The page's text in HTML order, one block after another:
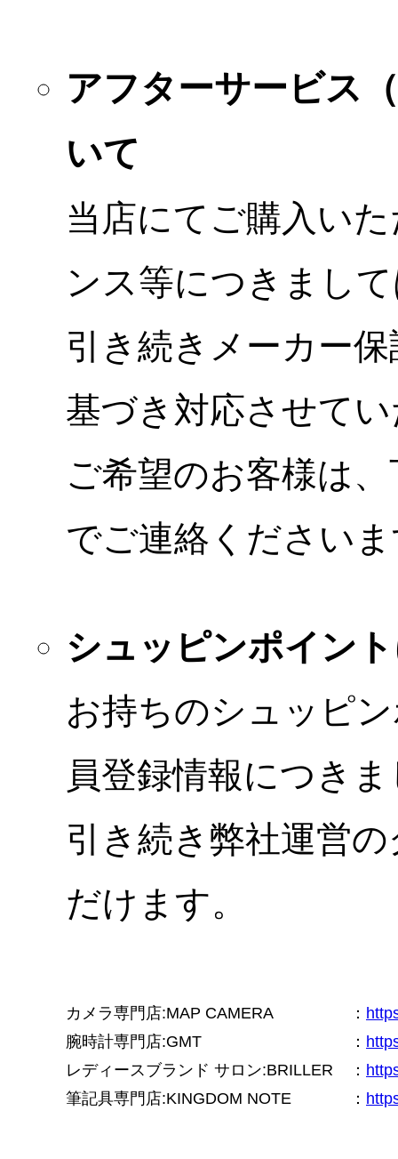
アフターサービス
いて
当店にてご購入い
ンス等につきまし
引き続きメーカー
基づき対応させて
ご希望のお客様は
でご連絡ください
シュッピンポイン
お持ちのシュッピ
員登録情報につき
引き続き弊社運営
だけます。
カメラ専門店:MAP CAMERA ：
腕時計専門店:GMT
：
レディースブランド サロン:BRILLER
：
筆記具専門店:KINGDOM NOTE
：